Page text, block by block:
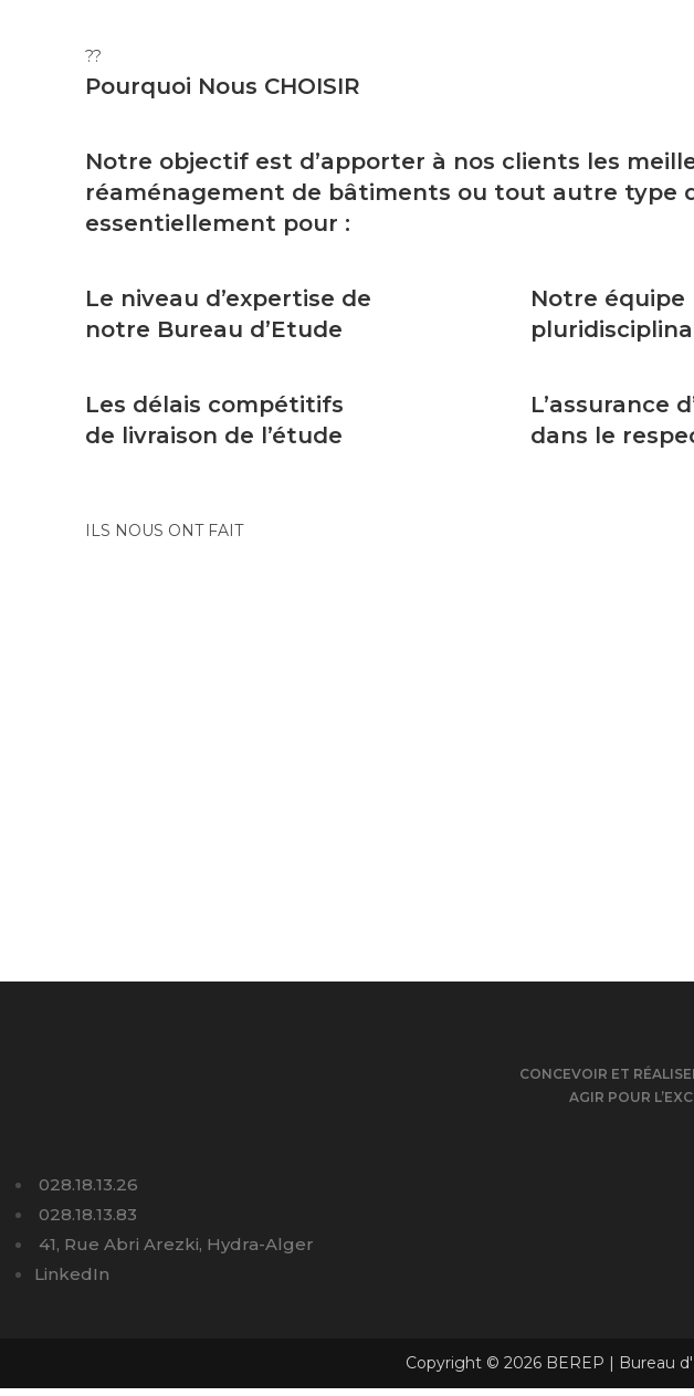
??
Pourquoi Nous CHOISIR
Notre objectif est d’apporter à nos clients les
réaménagement de bâtiments ou tout autre type
essentiellement pour :
Le niveau d’expertise de
notre Bureau d’Etude
Notre équipe
Les délais compétitifs
de livraison de l’étude
L’assurance
dans le
ILS NOUS ONT FAIT
CONCEVOIR ET
AGIR POUR
028.18.13.26
028.18.13.83
41, Rue Abri Arezki, Hydra-Alger
LinkedIn
Copyright © 2026 BEREP | Bureau